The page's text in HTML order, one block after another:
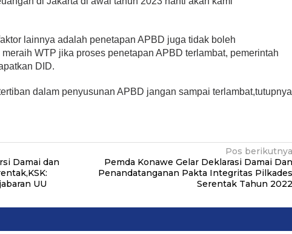
lainnya adalah penetapan APBD juga tidak boleh
WTP jika proses penetapan APBD terlambat, pemerintah
DID.
dalam penyusunan APBD jangan sampai terlambat,tutupnya
Damai dan
UU
Pos berikutnya
Pemda Konawe Gelar Deklarasi Damai Dan
Penandatanganan Pakta Integritas Pilkades
Serentak Tahun 2022